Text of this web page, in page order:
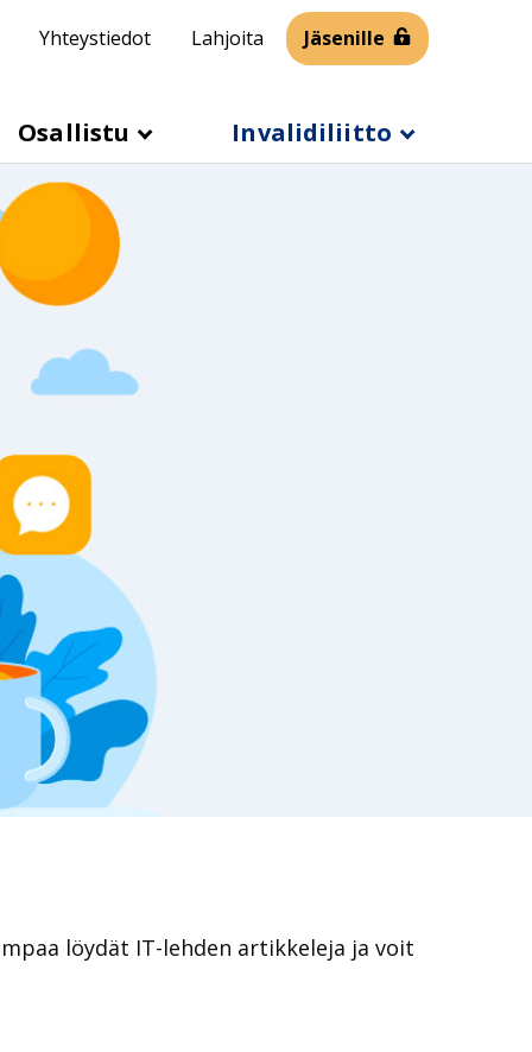
Yhteystiedot Lahjoita Jäsenille
Osallistu Invalidiliitto
löydät IT-lehden artikkeleja ja voit